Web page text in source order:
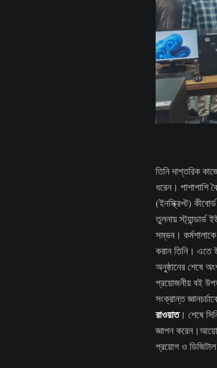
তিনি দাপ্তরিক
ধরেন। পাশাপাশি
(ইনস্ক্রিপ্ট)
তুলনায়
সম্ভব।
করান তিনি। এতে
অনুষ্ঠানের শেষে
প্রয়োজনীয় বই
সংক্রান্ত
রাওয়াত। শেষে
জ্ঞাপন
প্রয়োগ ও ডিজিটাল